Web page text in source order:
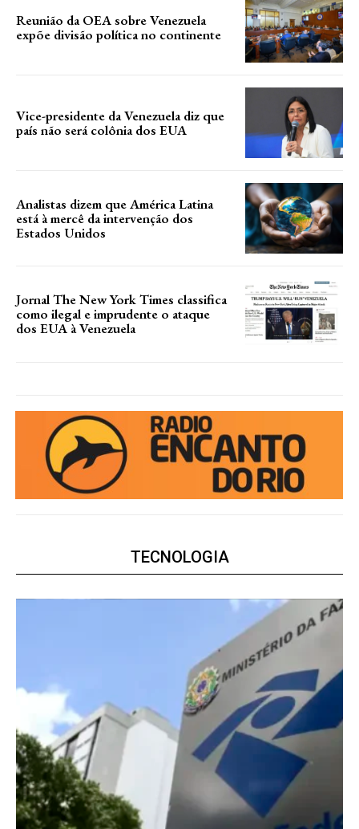
Reunião da OEA sobre Venezuela
expõe divisão política no continente
Vice-presidente da Venezuela diz que
país não será colônia dos EUA
Analistas dizem que América Latina
está à mercê da intervenção dos
Estados Unidos
Jornal The New York Times classifica
como ilegal e imprudente o ataque
dos EUA à Venezuela
TECNOLOGIA